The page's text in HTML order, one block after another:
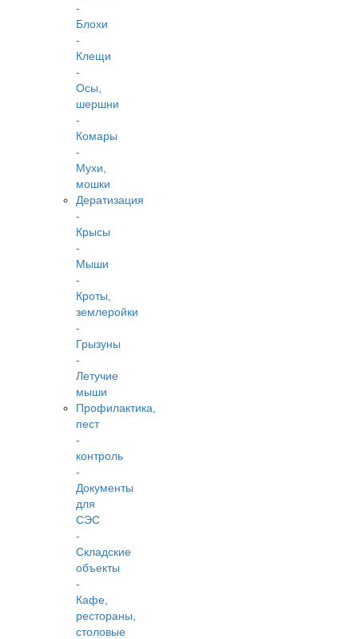
-
Блохи
-
Клещи
-
Осы,
шершни
-
Комары
-
Мухи,
мошки
Дератизация
-
Крысы
-
Мыши
-
Кроты,
землеройки
-
Грызуны
-
Летучие
мыши
Профилактика,
пест
-
контроль
-
Документы
для
СЭС
-
Складские
объекты
-
Кафе,
рестораны,
столовые